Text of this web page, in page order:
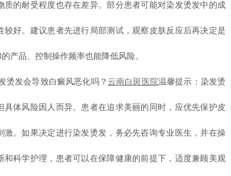
的耐受程度也存在差异。部分患者可能对染发烫发中的成
好。建议患者先进行局部测试，观察皮肤反应后再决定是
产品、控制操作频率也能降低风险。
发会导致白癜风恶化吗？ 云南白斑医院温馨提示：染发烫
体风险因人而异。患者在追求美丽的同时，应优先保护皮
激。如果决定进行染发烫发，务必先咨询专业医生，并在操
科学护理，患者可以在保障健康的前提下，适度兼顾美观